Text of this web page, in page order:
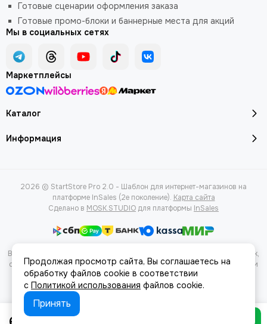
Каталог
Информация
Готовые сценарии оформления заказа
Готовые промо-блоки и баннерные места для акций
Мы в социальных сетях
Маркетплейсы
2026 © StartStore Pro 2.0 - Шаблон для интернет-магазинов на
платформе InSales (2е поколение). Карта сайта
Сделано в MOSK.STUDIO для платформы InSales
Вся представленная на сайте информация, касающаяся характеристик,
стоимости товаров и услуг, носит информационный характер и ни при
каких условиях не является публичной офертой, определяемой
положениями Статьи 437(2) Гражданского кодекса РФ.
Продолжая просмотр сайта, Вы соглашаетесь на
обработку файлов cookie в соответствии
с Политикой использования файлов cookie.
Принять